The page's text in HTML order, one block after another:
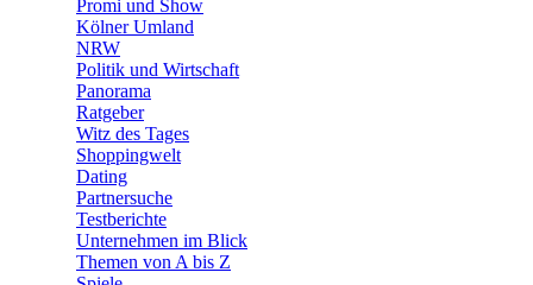
Promi und Show
Kölner Umland
NRW
Politik und Wirtschaft
Panorama
Ratgeber
Witz des Tages
Shoppingwelt
Dating
Partnersuche
Testberichte
Unternehmen im Blick
Themen von A bis Z